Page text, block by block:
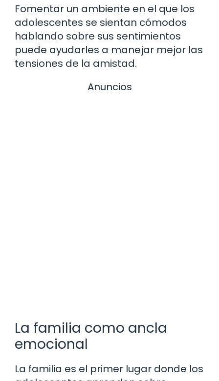
Fomentar un ambiente en el que los
adolescentes se sientan cómodos
hablando sobre sus sentimientos
puede ayudarles a manejar mejor las
tensiones de la amistad.
Anuncios
La familia como ancla
emocional
La familia es el primer lugar donde los